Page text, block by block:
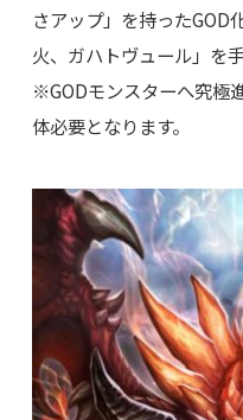
さアップ」を持ったGOD
火、ガハトヴュール」を
※GODモンスターへ究極
体必要となります。